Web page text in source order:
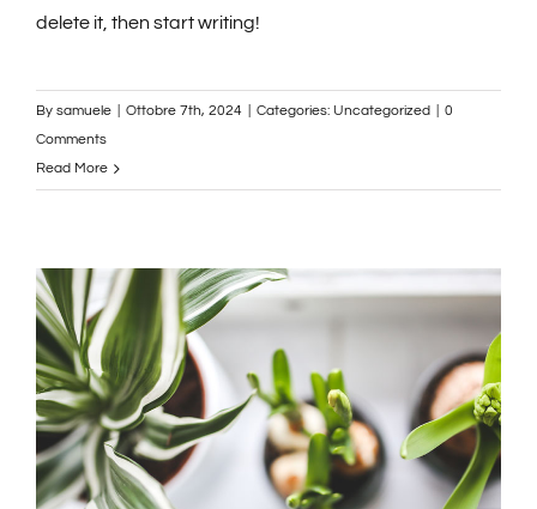
delete it, then start writing!
By samuele Ottobre 7th, 2024 Categories: Uncategorized
0
Comments
Read More